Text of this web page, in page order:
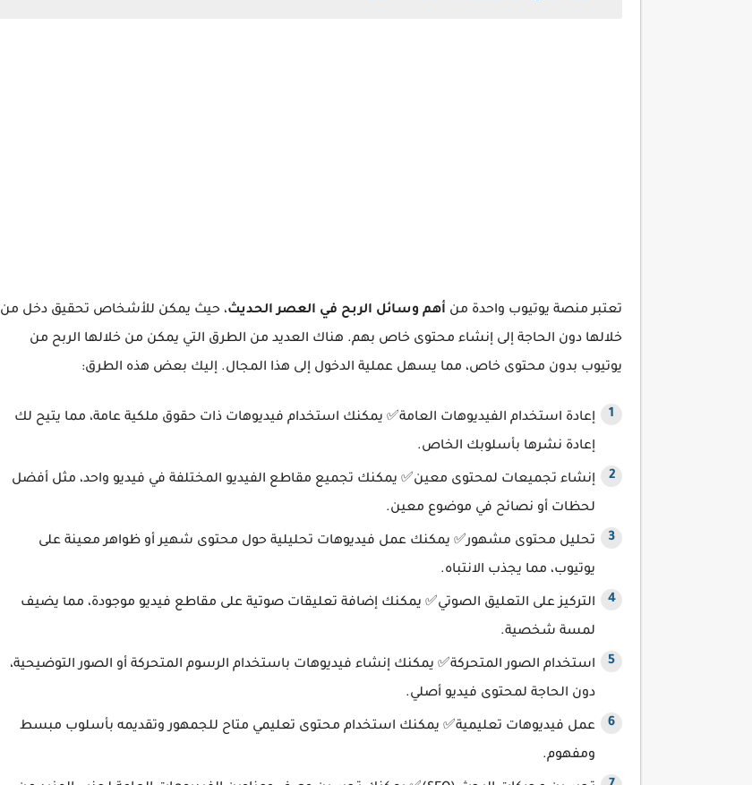
تعتبر منصة يوتيوب واحدة من أهم وسائل الربح في العصر الحديث، حيث يمكن للأشخاص تحقيق دخل من
خلالها دون الحاجة إلى إنشاء محتوى خاص بهم. هناك العديد من الطرق التي يمكن من خلالها الربح من
يوتيوب بدون محتوى خاص، مما يسهل عملية الدخول إلى هذا المجال. إليك بعض هذه الطرق:
إعادة استخدام الفيديوهات العامة✅ يمكنك استخدام فيديوهات ذات حقوق ملكية عامة، مما يتيح لك
إعادة نشرها بأسلوبك الخاص.
إنشاء تجميعات لمحتوى معين✅ يمكنك تجميع مقاطع الفيديو المختلفة في فيديو واحد، مثل أفضل
لحظات أو نصائح في موضوع معين.
تحليل محتوى مشهور✅ يمكنك عمل فيديوهات تحليلية حول محتوى شهير أو ظواهر معينة على
يوتيوب، مما يجذب الانتباه.
التركيز على التعليق الصوتي✅ يمكنك إضافة تعليقات صوتية على مقاطع فيديو موجودة، مما يضيف
لمسة شخصية.
استخدام الصور المتحركة✅ يمكنك إنشاء فيديوهات باستخدام الرسوم المتحركة أو الصور التوضيحية،
دون الحاجة لمحتوى فيديو أصلي.
عمل فيديوهات تعليمية✅ يمكنك استخدام محتوى تعليمي متاح للجمهور وتقديمه بأسلوب مبسط
ومفهوم.